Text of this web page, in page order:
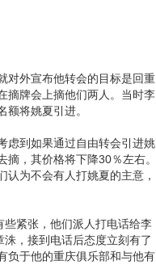
外宣布他转会的目标是回重
摘牌会上摘他们两人。当时李
将姚夏引进。
到如果通过自由转会引进姚
，其价格将下降30％左右。
为不会有人打姚夏的主意，
紧张，他们派人打电话给李
，接到电话后态度立刻有了
负于他的重庆俱乐部和与他有